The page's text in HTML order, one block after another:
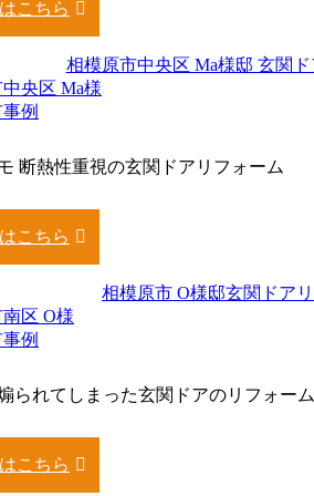
こちら
央区 Ma様
例
断熱性重視の玄関ドアリフォーム
こちら
区 O様
例
られてしまった玄関ドアのリフォーム
こちら